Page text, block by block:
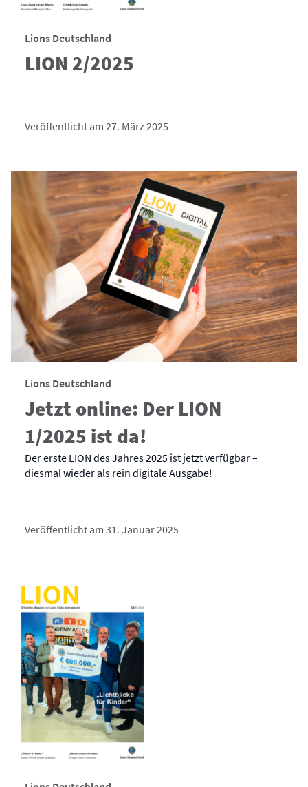
Lions Deutschland
LION 2/2025
Veröffentlicht am 27. März 2025
Lions Deutschland
Jetzt online: Der LION
1/2025 ist da!
Der erste LION des Jahres 2025 ist jetzt verfügbar –
diesmal wieder als rein digitale Ausgabe!
Veröffentlicht am 31. Januar 2025